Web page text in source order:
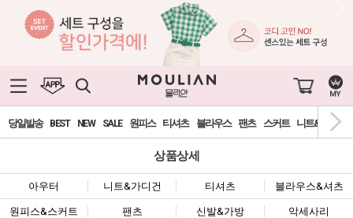
당일발송 BEST NEW SALE 원피스 티셔츠 블라우스 팬츠 스커트 니트&가디건
상품상세
아우터 니트&가디건 티셔츠 블라우스&셔츠
원피스&스커트 팬츠 신발&가방 악세사리